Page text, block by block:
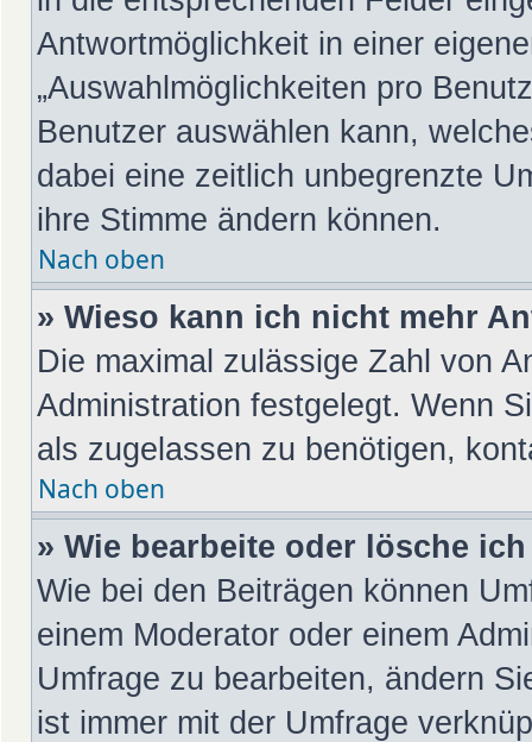
Antwortmöglichkeit in einer
„Auswahlmöglichkeiten pro
Benutzer auswählen kann,
dabei eine zeitlich unbegrenzte
ihre Stimme ändern können.
Nach oben
» Wieso kann ich nicht mehr
Die maximal zulässige Zahl von
Administration festgelegt. Wenn
als zugelassen zu benötigen,
Nach oben
» Wie bearbeite oder lösche
Wie bei den Beiträgen können
einem Moderator oder einem
Umfrage zu bearbeiten, ändern
ist immer mit der Umfrage